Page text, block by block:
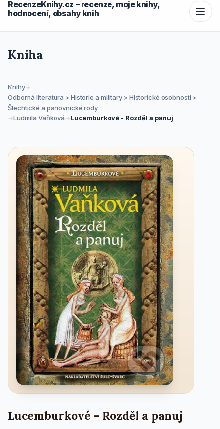
RecenzeKnihy.cz – recenze, moje knihy,
hodnocení, obsahy knih
Kniha
Knihy→
Odborná literatura > Historie a military > Historické osobnosti >
Šlechtické a panovnické rody
→Ludmila Vaňková →Lucemburkové - Rozděl a panuj
Lucemburkové - Rozděl a panuj